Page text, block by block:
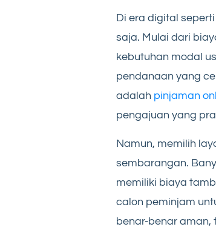
Di era digital
saja. Mulai dari
kebutuhan modal
pendanaan yang
adalah pinjaman
pengajuan yang
Namun, memilih
sembarangan.
memiliki biaya
calon peminjam
benar-benar aman,